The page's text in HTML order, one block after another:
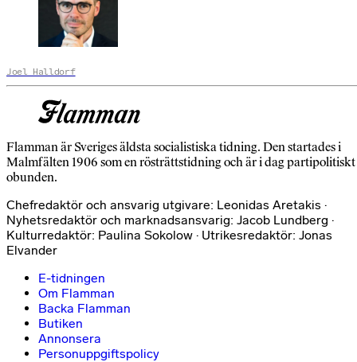
Joel Halldorf
Flamman är Sveriges äldsta socialistiska tidning. Den startades i
Malmfälten 1906 som en rösträttstidning och är i dag partipolitiskt
obunden.
Chefredaktör och ansvarig utgivare: Leonidas Aretakis ·
Nyhetsredaktör och marknadsansvarig: Jacob Lundberg ·
Kulturredaktör: Paulina Sokolow · Utrikesredaktör: Jonas
Elvander
E-tidningen
Om Flamman
Backa Flamman
Butiken
Annonsera
Personuppgiftspolicy